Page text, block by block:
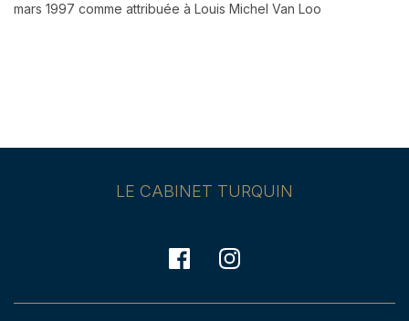
mars 1997 comme attribuée à Louis Michel Van Loo
LE CABINET TURQUIN